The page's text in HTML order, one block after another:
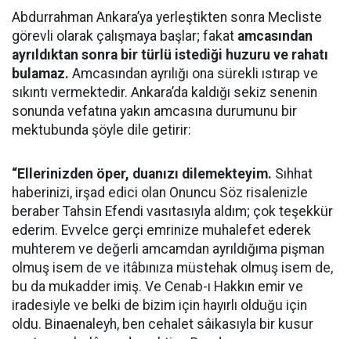
Abdurrahman Ankara’ya yerleştikten sonra Mecliste
görevli olarak çalışmaya başlar; fakat amcasından
ayrıldıktan sonra bir türlü istediği huzuru ve rahatı
bulamaz. Amcasından ayrılığı ona sürekli ıstırap ve
sıkıntı vermektedir. Ankara’da kaldığı sekiz senenin
sonunda vefatına yakın amcasına durumunu bir
mektubunda şöyle dile getirir:
“Ellerinizden öper, duanızı dilemekteyim. Sıhhat
haberinizi, irşad edici olan Onuncu Söz risalenizle
beraber Tahsin Efendi vasıtasıyla aldım; çok teşekkür
ederim. Evvelce gerçi emrinize muhalefet ederek
muhterem ve değerli amcamdan ayrıldığıma pişman
olmuş isem de ve itâbınıza müstehak olmuş isem de,
bu da mukadder imiş. Ve Cenab-ı Hakkın emir ve
iradesiyle ve belki de bizim için hayırlı olduğu için
oldu. Binaenaleyh, ben cehalet sâikasıyla bir kusur